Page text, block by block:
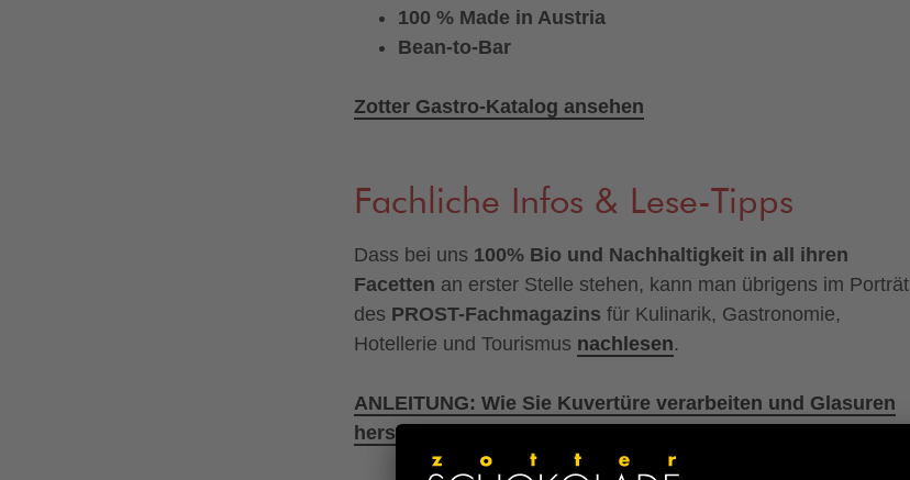
100 % Made in Austria
Bean-to-Bar
Zotter Gastro-Katalog ansehen
Fachliche Infos & Lese-Tipps
Dass bei uns 100% Bio und Nachhaltigkeit in all ihren
Facetten an erster Stelle stehen, kann man übrigens im Porträt
des PROST-Fachmagazins für Kulinarik, Gastronomie,
Hotellerie und Tourismus nachlesen.
ANLEITUNG: Wie Sie Kuvertüre verarbeiten und Glasuren
herstellen